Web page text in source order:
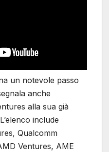
un notevole passo
anche
alla sua già
include
Qualcomm
Ventures, AME